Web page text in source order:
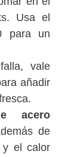
Usa el
para un
vale
añadir
acero
de
y el calor